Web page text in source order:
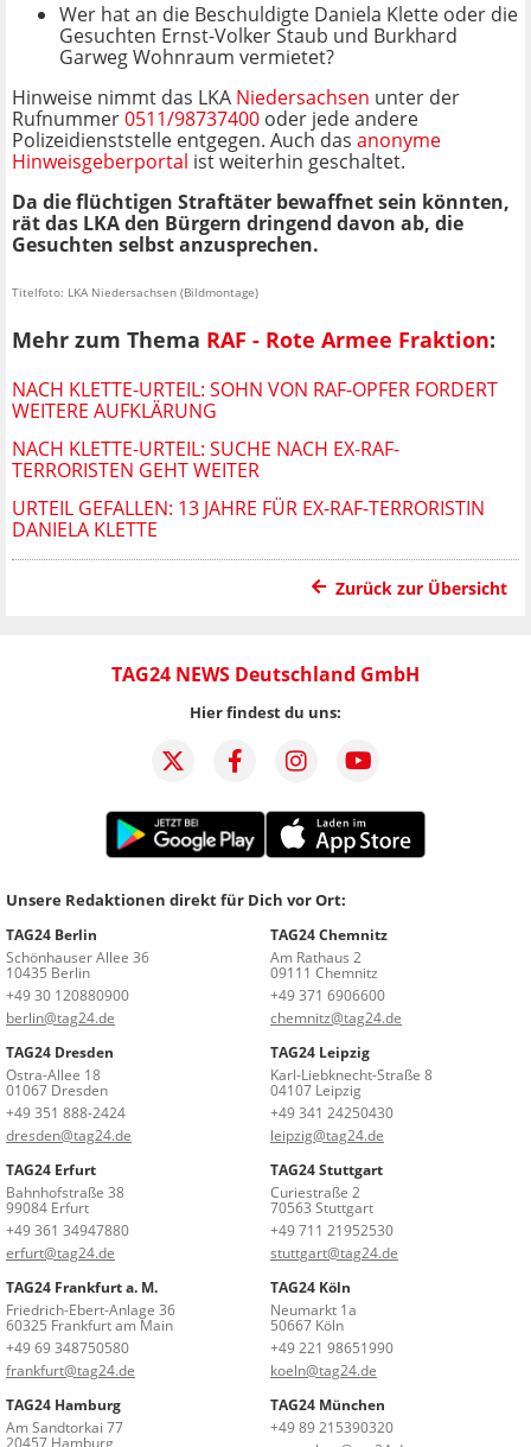
Wer hat an die Beschuldigte Daniela Klette oder die
Gesuchten Ernst-Volker Staub und Burkhard
Garweg Wohnraum vermietet?
Hinweise nimmt das LKA Niedersachsen unter der
Rufnummer0511/98737400 oder jede andere
Polizeidienststelle entgegen. Auch das anonyme
Hinweisgeberportal ist weiterhin geschaltet.
Da die flüchtigen Straftäter bewaffnet sein könnten,
rät das LKA den Bürgern dringend davon ab, die
Gesuchten selbst anzusprechen.
Titelfoto: LKA Niedersachsen (Bildmontage)
Mehr zum Thema RAF - Rote Armee Fraktion:
NACH KLETTE-URTEIL: SOHN VON RAF-OPFER FORDERT
WEITERE AUFKLÄRUNG
NACH KLETTE-URTEIL: SUCHE NACH EX-RAF-
TERRORISTEN GEHT WEITER
URTEIL GEFALLEN: 13 JAHRE FÜR EX-RAF-TERRORISTIN
DANIELA KLETTE
Zurück zur Übersicht
TAG24 NEWS Deutschland GmbH
Hier findest du uns:
Unsere Redaktionen direkt für Dich vor Ort:
TAG24 Berlin
Schönhauser Allee 36
10435 Berlin
+49 30 120880900
berlin@tag24.de
TAG24 Chemnitz
Am Rathaus 2
09111 Chemnitz
+49 371 6906600
chemnitz@tag24.de
TAG24 Dresden
Ostra-Allee 18
01067 Dresden
+49 351 888-2424
dresden@tag24.de
TAG24 Leipzig
Karl-Liebknecht-Straße 8
04107 Leipzig
+49 341 24250430
leipzig@tag24.de
TAG24 Erfurt
Bahnhofstraße 38
99084 Erfurt
+49 361 34947880
erfurt@tag24.de
TAG24 Stuttgart
Curiestraße 2
70563 Stuttgart
+49 711 21952530
stuttgart@tag24.de
TAG24 Frankfurt a. M.
Friedrich-Ebert-Anlage 36
60325 Frankfurt am Main
+49 69 348750580
frankfurt@tag24.de
TAG24 Köln
Neumarkt 1a
50667 Köln
+49 221 98651990
koeln@tag24.de
TAG24 Hamburg
Am Sandtorkai 77
20457 Hamburg
TAG24 München
+49 89 215390320